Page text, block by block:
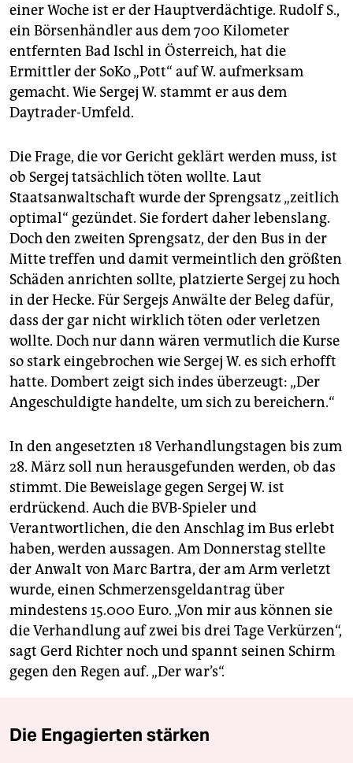
einer Woche ist er der Hauptverdächtige. Rudolf S.,
ein Börsenhändler aus dem 700 Kilometer
entfernten Bad Ischl in Österreich, hat die
Ermittler der SoKo „Pott“ auf W. aufmerksam
gemacht. Wie Sergej W. stammt er aus dem
Daytrader-Umfeld.
Die Frage, die vor Gericht geklärt werden muss, ist
ob Sergej tatsächlich töten wollte. Laut
Staatsanwaltschaft wurde der Sprengsatz „zeitlich
optimal“ gezündet. Sie fordert daher lebenslang.
Doch den zweiten Sprengsatz, der den Bus in der
Mitte treffen und damit vermeintlich den größten
Schäden anrichten sollte, platzierte Sergej zu hoch
in der Hecke. Für Sergejs Anwälte der Beleg dafür,
dass der gar nicht wirklich töten oder verletzen
wollte. Doch nur dann wären vermutlich die Kurse
so stark eingebrochen wie Sergej W. es sich erhofft
hatte. Dombert zeigt sich indes überzeugt: „Der
Angeschuldigte handelte, um sich zu bereichern.“
In den angesetzten 18 Verhandlungstagen bis zum
28. März soll nun herausgefunden werden, ob das
stimmt. Die Beweislage gegen Sergej W. ist
erdrückend. Auch die BVB-Spieler und
Verantwortlichen, die den Anschlag im Bus erlebt
haben, werden aussagen. Am Donnerstag stellte
der Anwalt von Marc Bartra, der am Arm verletzt
wurde, einen Schmerzensgeldantrag über
mindestens 15.000 Euro. „Von mir aus können sie
die Verhandlung auf zwei bis drei Tage Verkürzen“,
sagt Gerd Richter noch und spannt seinen Schirm
gegen den Regen auf. „Der war’s“.
Die Engagierten stärken